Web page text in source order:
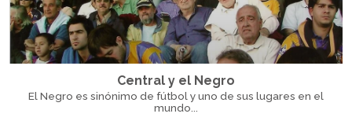
Central y el Negro
El Negro es sinónimo de fútbol y uno de sus lugares en el
mundo...